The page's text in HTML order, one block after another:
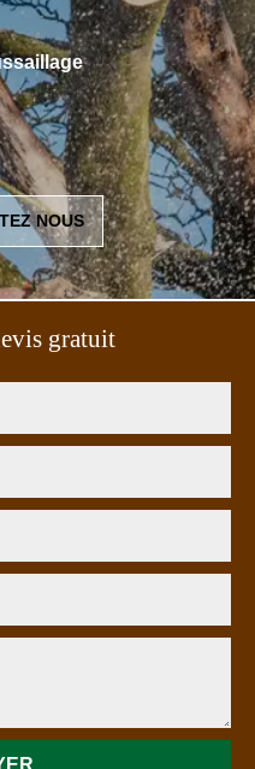
NOUS
gratuit